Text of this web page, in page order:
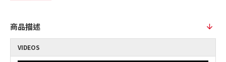
商品描述
VIDEOS